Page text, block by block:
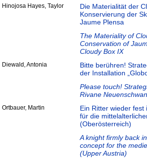
Hinojosa Hayes, Taylor
Die Materialität der
Konservierung der
Jaume Plensa
The Materiality of
Conservation of
Cloudy Box IX
Diewald, Antonia
Bitte berühren!
der Installation
Please touch!
Rivane
Ortbauer, Martin
Ein Ritter wieder
für die
(Oberösterreich)
A knight firmly back
concept for the
(Upper Austria)